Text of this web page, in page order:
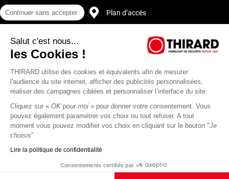
Plan d’accès
protection des
Thirard
de
Continuer sans accepter
Salut c'est nous...
les Cookies !
THIRARD utilise des cookies et équivalents afin de mesurer
l'audience du site internet, afficher des publicités personnalisées,
réaliser des campagnes ciblées et personnaliser l’interface du site.
Cliquez sur « OK pour moi » pour donner votre consentement. Vous
pouvez également paramétrer vos choix ou tout refuser. A tout
moment vous pouvez modifier vos choix en cliquant sur le bouton "Je
choisis"
Lire la politique de confidentialité
Consentements certifiés par